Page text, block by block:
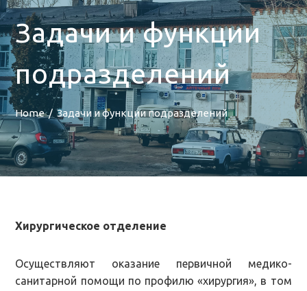
Задачи и функции
подразделений
Home Задачи и функции подразделений
Хирургическое отделение
Осуществляют оказание первичной медико-
санитарной помощи по профилю «хирургия», в том